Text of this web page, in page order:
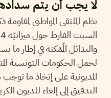
لا يجب أن يتم
نظم الملتقى المواطني لمقاومة
والبدائل المُمْكنة في إطار
لحمل الحكومات التونسية
المديونية على إتخاذ ما
التدقيق إلى إلغاء للديون